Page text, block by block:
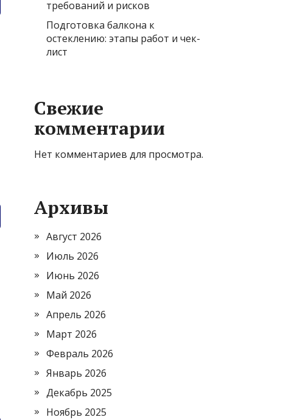
требований и рисков
Подготовка балкона к
остеклению: этапы работ и чек-
лист
Свежие
комментарии
Нет комментариев для просмотра.
Архивы
Август 2026
Июль 2026
Июнь 2026
Май 2026
Апрель 2026
Март 2026
Февраль 2026
Январь 2026
Декабрь 2025
Ноябрь 2025